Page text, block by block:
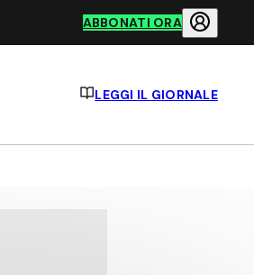
ABBONATI ORA
LEGGI IL GIORNALE